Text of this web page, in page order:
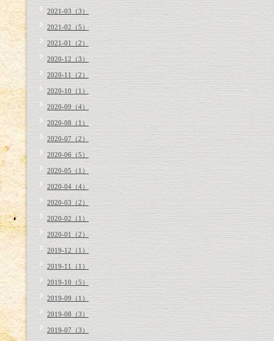
2021-03（3）
2021-02（5）
2021-01（2）
2020-12（3）
2020-11（2）
2020-10（1）
2020-09（4）
2020-08（1）
2020-07（2）
2020-06（5）
2020-05（1）
2020-04（4）
2020-03（2）
2020-02（1）
2020-01（2）
2019-12（1）
2019-11（1）
2019-10（5）
2019-09（1）
2019-08（3）
2019-07（3）